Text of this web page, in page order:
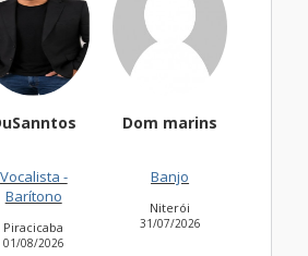
Dom marins
31/07/2026
thaisbadu
31/07/2026